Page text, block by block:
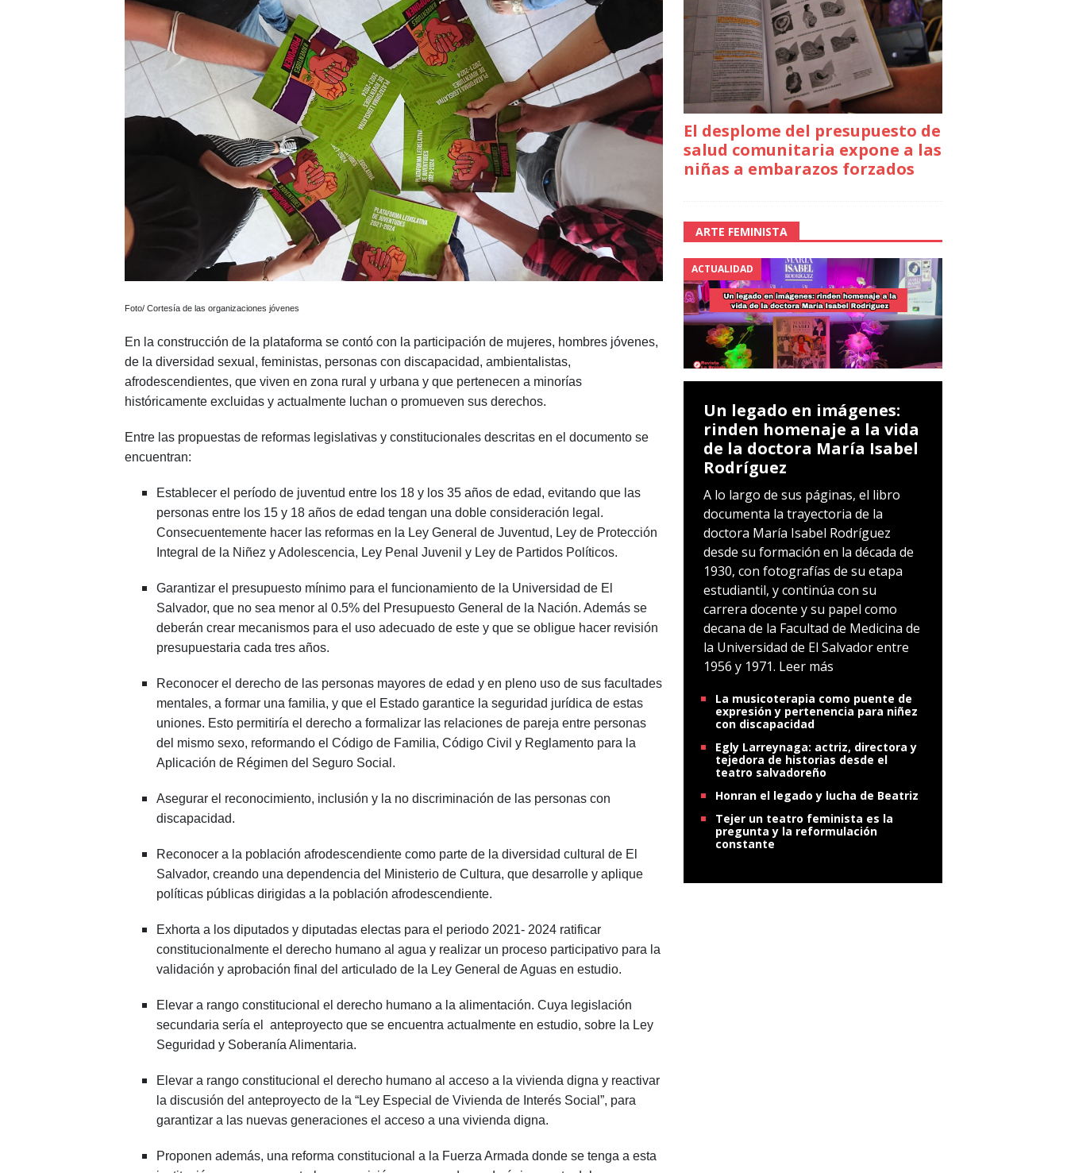
Foto/ Cortesía de las organizaciones jóvenes
En la construcción de la plataforma se contó con la participación de mujeres, hombres jóvenes,
de la diversidad sexual, feministas, personas con discapacidad, ambientalistas,
afrodescendientes, que viven en zona rural y urbana y que pertenecen a minorías
históricamente excluidas y actualmente luchan o promueven sus derechos.
Entre las propuestas de reformas legislativas y constitucionales descritas en el documento se
encuentran:
Establecer el período de juventud entre los 18 y los 35 años de edad, evitando que las
personas entre los 15 y 18 años de edad tengan una doble consideración legal.
Consecuentemente hacer las reformas en la Ley General de Juventud, Ley de Protección
Integral de la Niñez y Adolescencia, Ley Penal Juvenil y Ley de Partidos Políticos.
Garantizar el presupuesto mínimo para el funcionamiento de la Universidad de El
Salvador, que no sea menor al 0.5% del Presupuesto General de la Nación. Además se
deberán crear mecanismos para el uso adecuado de este y que se obligue hacer revisión
presupuestaria cada tres años.
Reconocer el derecho de las personas mayores de edad y en pleno uso de sus facultades
mentales, a formar una familia, y que el Estado garantice la seguridad jurídica de estas
uniones. Esto permitiría el derecho a formalizar las relaciones de pareja entre personas
del mismo sexo, reformando el Código de Familia, Código Civil y Reglamento para la
Aplicación de Régimen del Seguro Social.
Asegurar el reconocimiento, inclusión y la no discriminación de las personas con
discapacidad.
Reconocer a la población afrodescendiente como parte de la diversidad cultural de El
Salvador, creando una dependencia del Ministerio de Cultura, que desarrolle y aplique
políticas públicas dirigidas a la población afrodescendiente.
Exhorta a los diputados y diputadas electas para el periodo 2021- 2024 ratificar
constitucionalmente el derecho humano al agua y realizar un proceso participativo para la
validación y aprobación final del articulado de la Ley General de Aguas en estudio.
Elevar a rango constitucional el derecho humano a la alimentación. Cuya legislación
secundaria sería el anteproyecto que se encuentra actualmente en estudio, sobre la Ley
Seguridad y Soberanía Alimentaria.
Elevar a rango constitucional el derecho humano al acceso a la vivienda digna y reactivar
la discusión del anteproyecto de la “Ley Especial de Vivienda de Interés Social”, para
garantizar a las nuevas generaciones el acceso a una vivienda digna.
Proponen además, una reforma constitucional a la Fuerza Armada donde se tenga a esta
El desplome del presupuesto de
salud comunitaria expone a las
niñas a embarazos forzados
ARTE FEMINISTA
ACTUALIDAD
Un legado en imágenes:
rinden homenaje a la vida
de la doctora María Isabel
Rodríguez
A lo largo de sus páginas, el libro
documenta la trayectoria de la
doctora María Isabel Rodríguez
desde su formación en la década de
1930, con fotografías de su etapa
estudiantil, y continúa con su
carrera docente y su papel como
decana de la Facultad de Medicina de
la Universidad de El Salvador entre
1956 y 1971. Leer más
La musicoterapia como puente de
expresión y pertenencia para niñez
con discapacidad
Egly Larreynaga: actriz, directora y
tejedora de historias desde el
teatro salvadoreño
Honran el legado y lucha de Beatriz
Tejer un teatro feminista es la
pregunta y la reformulación
constante